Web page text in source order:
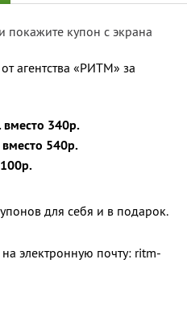
и покажите купон с экрана
агентства «РИТМ» за
вместо 340р.
540р.
для себя и в подарок.
электронную почту: ritm-